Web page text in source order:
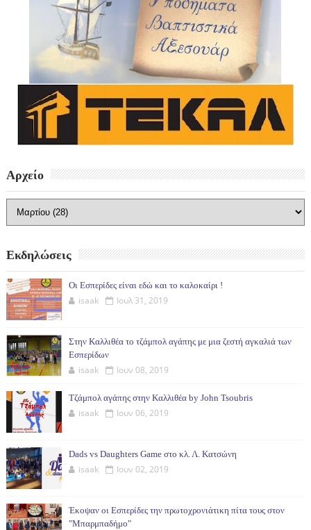
Αρχείο
Εκδηλώσεις
Οι Εσπερίδες είναι εδώ και το καλοκαίρι !
isaak Ιουλ 31, 2019
Στην Καλλιθέα το τζάμπολ αγάπης με μια ζεστή αγκαλιά των
Εσπερίδων
isaak Ιουν 08, 2019
Τζάμπολ αγάπης στην Καλλιθέα by John Tsoubris
isaak Ιουν 06, 2019
Dads vs Daughters Game στο κλ. Λ. Κατσώνη
isaak Ιουν 02, 2019
Έκοψαν οι Εσπερίδες την πρωτοχρονιάτικη πίτα τους στον
"Μπαρμπαδήμο"